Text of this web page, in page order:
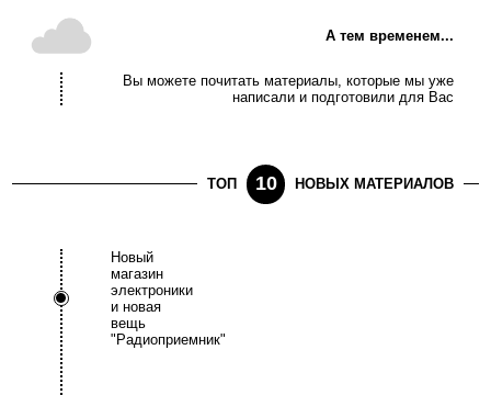
А тем временем...
Вы можете почитать материалы, которые мы уже
написали и подготовили для Вас
ТОП 10 НОВЫХ МАТЕРИАЛОВ
Новый
магазин
электроники
и новая
вещь
"Радиоприемник"